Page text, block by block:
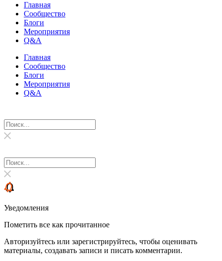
Главная
Сообщество
Блоги
Мероприятия
Q&A
Главная
Сообщество
Блоги
Мероприятия
Q&A
Уведомления
Пометить все как прочитанное
Авторизуйтесь или зарегистрируйтесь, чтобы оценивать
материалы, создавать записи и писать комментарии.